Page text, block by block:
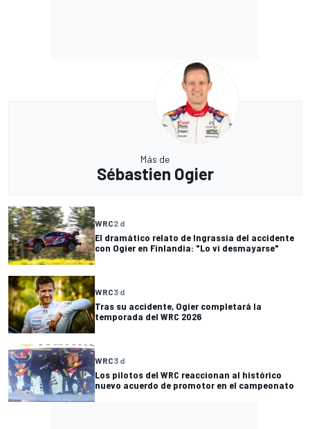
Más de
Sébastien Ogier
WRC2 d
El dramático relato de Ingrassia del accidente
con Ogier en Finlandia: "Lo vi desmayarse"
WRC3 d
Tras su accidente, Ogier completará la
temporada del WRC 2026
WRC3 d
Los pilotos del WRC reaccionan al histórico
nuevo acuerdo de promotor en el campeonato